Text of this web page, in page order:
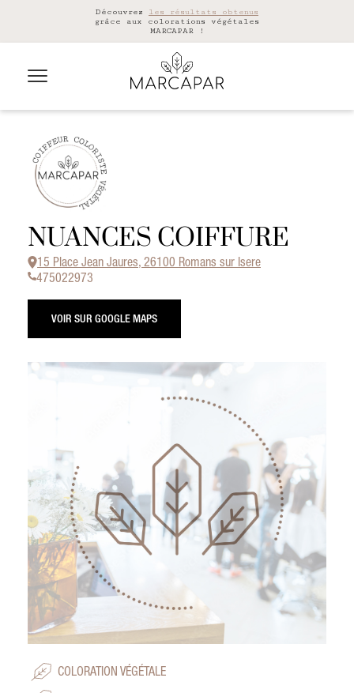
Découvrez les résultats obtenus
grâce aux colorations végétales
MARCAPAR !
NUANCES COIFFURE
15 Place Jean Jaures, 26100 Romans sur Isere
475022973
VOIR SUR GOOGLE MAPS
COLORATION VÉGÉTALE